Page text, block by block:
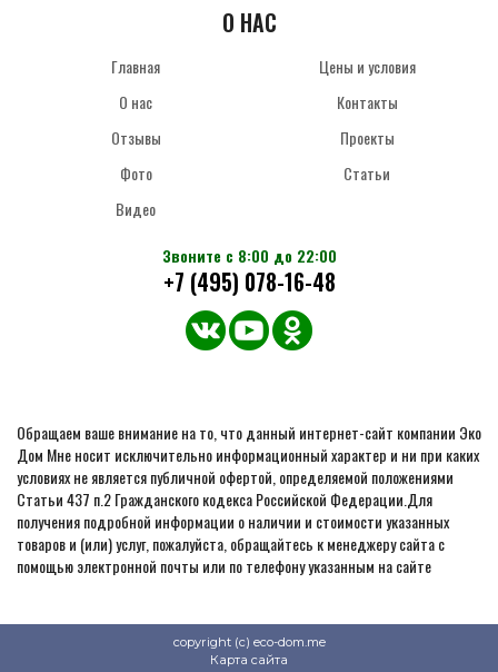
О НАС
Главная
О нас
Отзывы
Фото
Видео
Цены и условия
Контакты
Проекты
Статьи
Звоните с 8:00 до 22:00
+7 (495) 078-16-48
Обращаем ваше внимание на то, что данный интернет-сайт компании Эко
Дом Мне носит исключительно информационный характер и ни при каких
условиях не является публичной офертой, определяемой положениями
Статьи 437 п.2 Гражданского кодекса Российской Федерации.Для
получения подробной информации о наличии и стоимости указанных
товаров и (или) услуг, пожалуйста, обращайтесь к менеджеру сайта с
помощью электронной почты или по телефону указанным на сайте
copyright (c) eco-dom.me
Карта сайта